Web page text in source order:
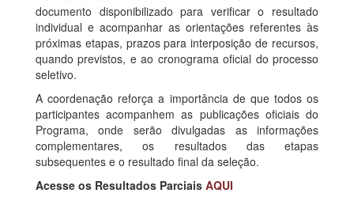
documento disponibilizado para verificar o resultado
individual e acompanhar as orientações referentes às
próximas etapas, prazos para interposição de recursos,
quando previstos, e ao cronograma oficial do processo
seletivo.
A coordenação reforça a importância de que todos os
participantes acompanhem as publicações oficiais do
Programa, onde serão divulgadas as informações
complementares, os resultados das etapas
subsequentes e o resultado final da seleção.
Acesse os Resultados Parciais AQUI